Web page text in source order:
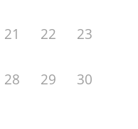
21 22 23
28 29 30